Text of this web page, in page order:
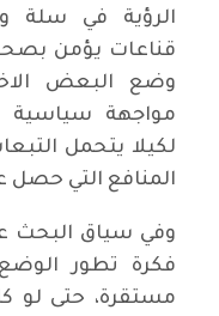
الرؤية في سلة
قناعات يؤمن
وضع البعض
مواجهة سياسية
لكيلا يتحمل
المنافع التي حصل
وفي سياق البحث
فكرة تطور الوضع
مستقرة، حتى لو